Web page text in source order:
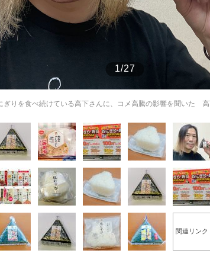
1/27
ぎりを食べ続けている高下さんに、コメ高騰の影響を聞いた
関連リンク